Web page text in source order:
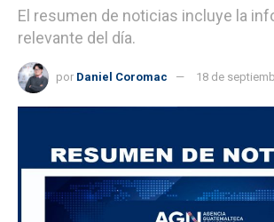
El resumen de noticias incluye la
relevante del día.
por Daniel Coromac 18 de